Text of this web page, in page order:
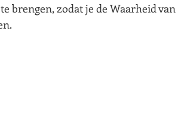
brengen, zodat je de Waarheid